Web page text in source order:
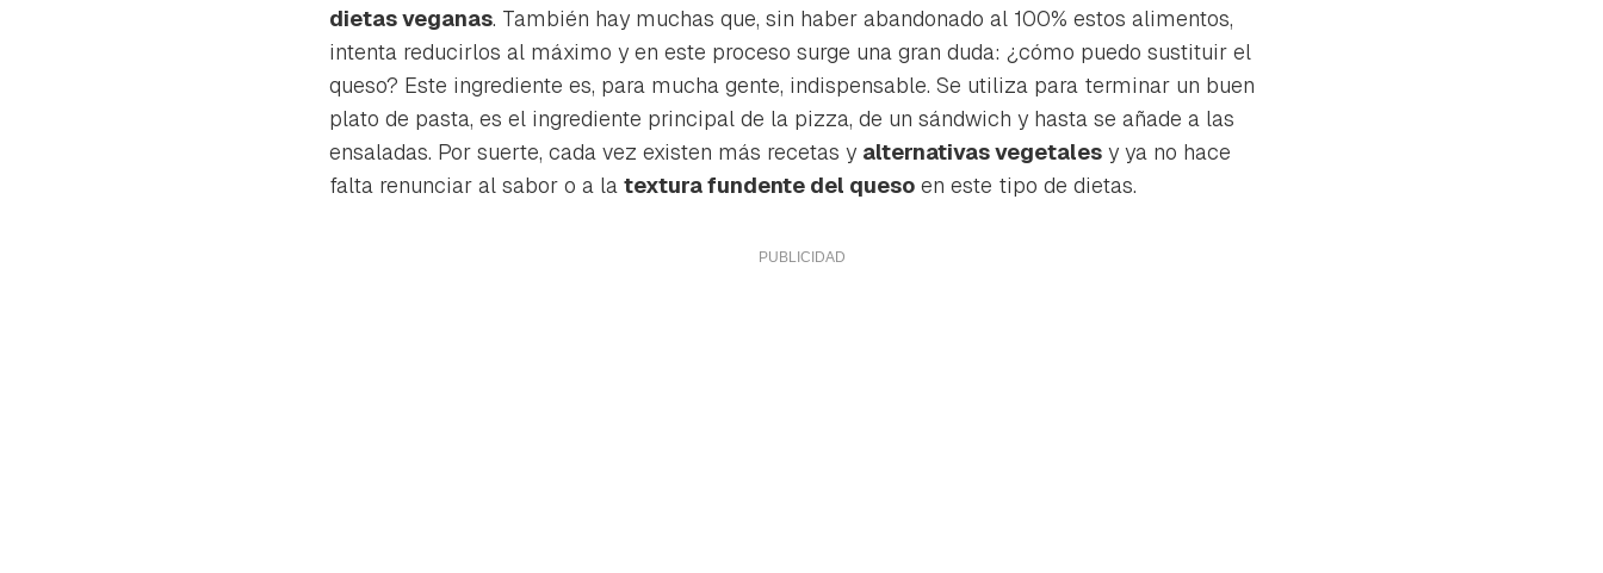
dietas veganas. También hay muchas que, sin haber abandonado al 100% estos alimentos,
intenta reducirlos al máximo y en este proceso surge una gran duda: ¿cómo puedo sustituir el
queso? Este ingrediente es, para mucha gente, indispensable. Se utiliza para terminar un buen
plato de pasta, es el ingrediente principal de la pizza, de un sándwich y hasta se añade a las
ensaladas. Por suerte, cada vez existen más recetas y alternativas vegetales y ya no hace
falta renunciar al sabor o a la textura fundente del queso en este tipo de dietas.